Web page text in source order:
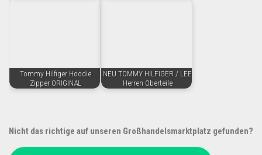
Tommy Hilfiger Hoodie
Zipper ORIGINAL
NEU TOMMY HILFIGER / LEE
Herren Oberteile
Nicht das richtige auf unseren Großhandelsmarktplatz gefunden?